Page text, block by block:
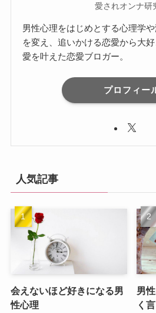
愛されオンナ研
男性心理をはじめとする心理学
を変え、追いかける恋愛から大
愛を叶えた恋愛ブロガー。
プロフィー
人気記事
会えないほど好きになる男
性心理
男
く